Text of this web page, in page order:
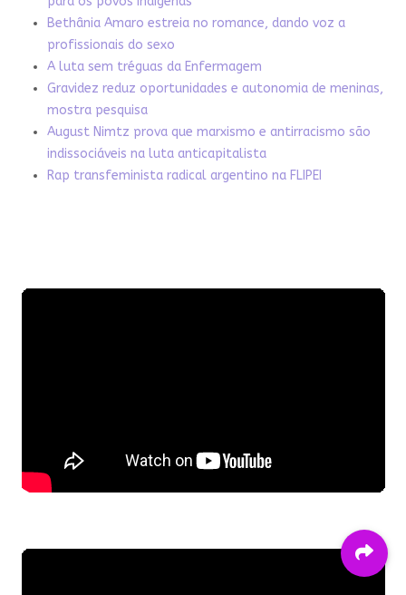
Bethânia Amaro estreia no romance, dando voz a
profissionais do sexo
A luta sem tréguas da Enfermagem
Gravidez reduz oportunidades e autonomia de meninas,
mostra pesquisa
August Nimtz prova que marxismo e antirracismo são
indissociáveis na luta anticapitalista
Rap transfeminista radical argentino na FLIPEI